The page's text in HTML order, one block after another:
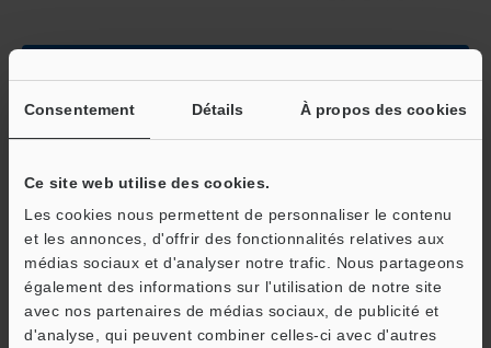
Consentement Détails À propos des cookies
Ce site web utilise des cookies.
Les cookies nous permettent de personnaliser le contenu
et les annonces, d'offrir des fonctionnalités relatives aux
médias sociaux et d'analyser notre trafic. Nous partageons
également des informations sur l'utilisation de notre site
avec nos partenaires de médias sociaux, de publicité et
d'analyse, qui peuvent combiner celles-ci avec d'autres
Autres modèles
Télécharger le catalogue